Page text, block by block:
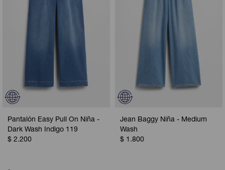
Pantalón Easy Pull On Niña -
Dark Wash Indigo 119
$ 2.200
Jean Baggy Niña - Medium
Wash
$ 1.800